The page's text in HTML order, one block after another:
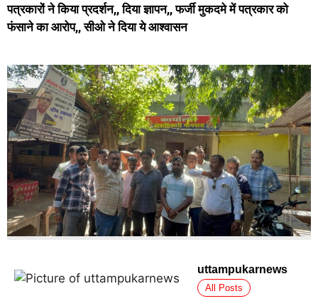
पत्रकारों ने किया प्रदर्शन,, दिया ज्ञापन,, फर्जी मुकदमे में पत्रकार को
फंसाने का आरोप,, सीओ ने दिया ये आश्वासन
uttampukarnews
All Posts